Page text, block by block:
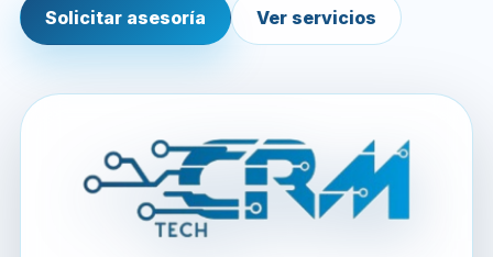
Solicitar asesoría Ver servicios